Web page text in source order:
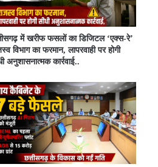
में खरीफ फसलों का डिजिटल ‘एक्स-रे’
विभाग का फरमान, लापरवाही पर होगी
अनुशासनात्मक कार्रवाई..